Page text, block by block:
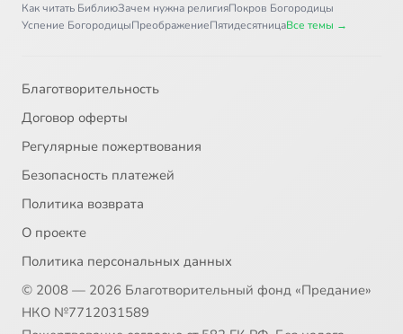
Как читать БиблиюЗачем нужна религияПокров Богородицы
Успение БогородицыПреображениеПятидесятницаВсе темы →
Благотворительность
Договор оферты
Регулярные пожертвования
Безопасность платежей
Политика возврата
О проекте
Политика персональных данных
© 2008 — 2026 Благотворительный фонд «Предание»
НКО №7712031589